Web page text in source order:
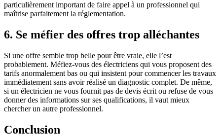
particulièrement important de faire appel à un professionnel qui
maîtrise parfaitement la réglementation.
6. Se méfier des offres trop alléchantes
Si une offre semble trop belle pour être vraie, elle l’est
probablement. Méfiez-vous des électriciens qui vous proposent des
tarifs anormalement bas ou qui insistent pour commencer les travaux
immédiatement sans avoir réalisé un diagnostic complet. De même,
si un électricien ne vous fournit pas de devis écrit ou refuse de vous
donner des informations sur ses qualifications, il vaut mieux
chercher un autre professionnel.
Conclusion